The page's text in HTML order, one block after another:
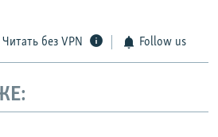
Читать без VPN Follow us